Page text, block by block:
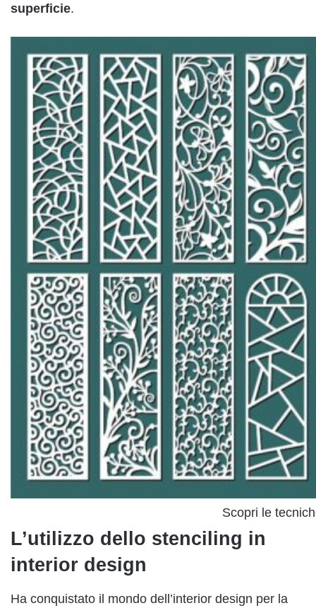
superficie.
Scopri le
L’utilizzo dello stenciling in
interior design
Ha conquistato il mondo dell’interior design per la